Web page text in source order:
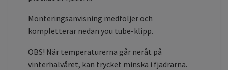
Monteringsanvisning medföljer och
kompletterar nedan you tube-klipp.
OBS! När temperaturerna går neråt på
vinterhalvåret, kan trycket minska i fjädrarna.